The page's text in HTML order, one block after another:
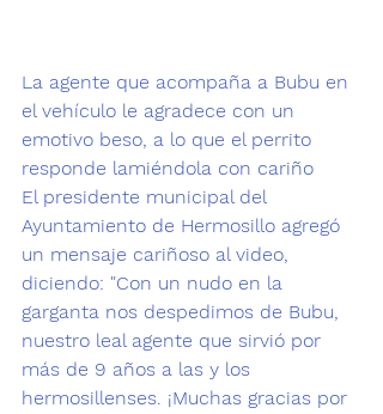
La agente que acompaña a Bubu en
el vehículo le agradece con un
emotivo beso, a lo que el perrito
responde lamiéndola con cariño
El presidente municipal del
Ayuntamiento de Hermosillo agregó
un mensaje cariñoso al video,
diciendo: "Con un nudo en la
garganta nos despedimos de Bubu,
nuestro leal agente que sirvió por
más de 9 años a las y los
hermosillenses. ¡Muchas gracias por